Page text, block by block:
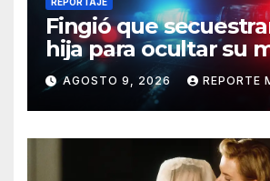
Fingió que
hija para ocultar su
así la policía
engaño
AGOSTO 9, 2026 REPORTE